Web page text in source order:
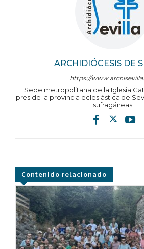
ARCHIDIÓCESIS DE
https://
Sede metropolitana de la Iglesia
preside la provincia eclesiástica de
sufragáneas.
Contenido relacionado